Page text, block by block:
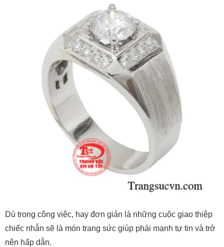
Dù trong công việc, hay đơn giản là những cuộc giao thiệp
chiếc nhẫn sẽ là món trang sức giúp phái mạnh tự tin và trở
nên hấp dẫn.